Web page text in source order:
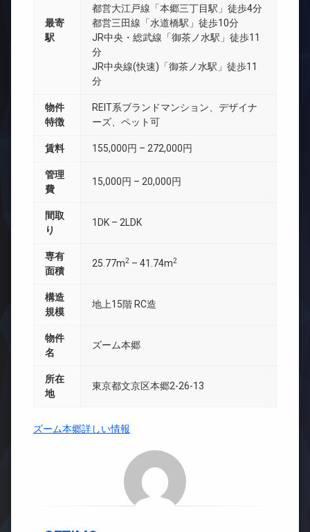
最寄
駅
都営大江戸線「本郷三丁目駅」徒歩4分
都営三田線「水道橋駅」徒歩10分
JR中央・総武線「御茶ノ水駅」徒歩11
分
JR中央線(快速)「御茶ノ水駅」徒歩11
分
物件
特徴
REIT系ブランドマンション、デザイナ
ーズ、ペット可
賃料 155,000円 – 272,000円
管理
費
15,000円 – 20,000円
間取
り
1DK – 2LDK
専有
面積
25.77m2 – 41.74m2
構造
規模
地上15階 RC造
物件
名
ズーム本郷
所在
地
東京都文京区本郷2-26-13
ズーム本郷詳しい情報